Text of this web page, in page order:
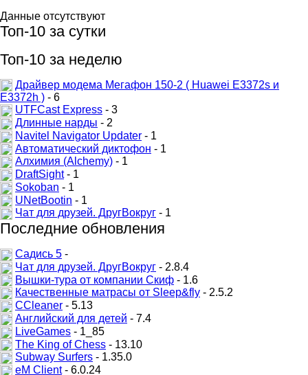
Данные отсутствуют
Топ-10 за сутки
Топ-10 за неделю
Драйвер модема Мегафон 150-2 ( Huawei E3372s и
E3372h ) - 6
UTFCast Express - 3
Длинные нарды - 2
Navitel Navigator Updater - 1
Автоматический диктофон - 1
Алхимия (Alchemy) - 1
DraftSight- 1
Sokoban - 1
UNetBootin - 1
Чат для друзей. ДругВокруг - 1
Последние обновления
Садись 5 -
Чат для друзей. ДругВокруг - 2.8.4
Вышки-тура от компании Скиф - 1.6
Качественные матрасы от Sleep&fly - 2.5.2
CCleaner - 5.13
Английский для детей - 7.4
LiveGames - 1_85
The King of Chess - 13.10
Subway Surfers - 1.35.0
eM Client- 6.0.24